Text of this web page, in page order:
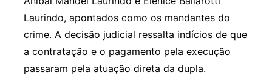
Laurindo, apontados como os mandantes do
crime. A decisão judicial ressalta indícios de que
a contratação e o pagamento pela execução
passaram pela atuação direta da dupla.